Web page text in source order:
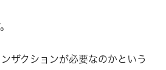
ザクションが必要なのかという